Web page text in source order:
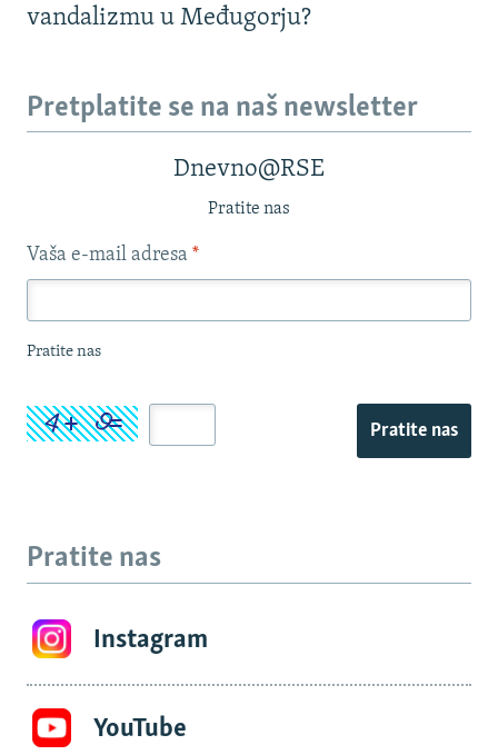
vandalizmu u Međugorju?
Pretplatite se na naš newsletter
Dnevno@RSE
Pratite nas
Vaša e-mail adresa *
Pratite nas
Pratite nas
Pratite nas
Instagram
YouTube